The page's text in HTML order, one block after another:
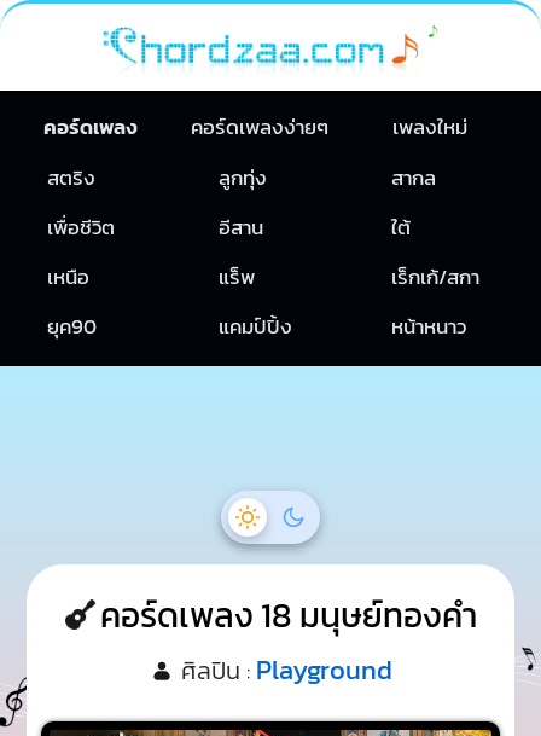
คอร์ดเพลง คอร์ดเพลงง่ายๆ
เพลงใหม่
สตริง
ลูกทุ่ง
สากล
เพื่อชีวิต
อีสาน
ใต้
เหนือ
แร็พ
เร็กเก้/สกา
ยุค90
แคมป์ปิ้ง หน้าหนาว
คอร์ดเพลง 18 มนุษย์ทองคำ
ศิลปิน : Playground